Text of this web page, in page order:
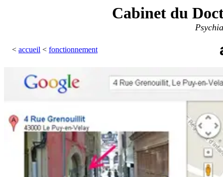
Cabinet du
< accueil < fonctionnement